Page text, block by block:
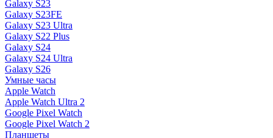
Galaxy S23
Galaxy S23FE
Galaxy S23 Ultra
Galaxy S22 Plus
Galaxy S24
Galaxy S24 Ultra
Galaxy S26
Умные часы
Apple Watch
Apple Watch Ultra 2
Google Pixel Watch
Google Pixel Watch 2
Планшеты